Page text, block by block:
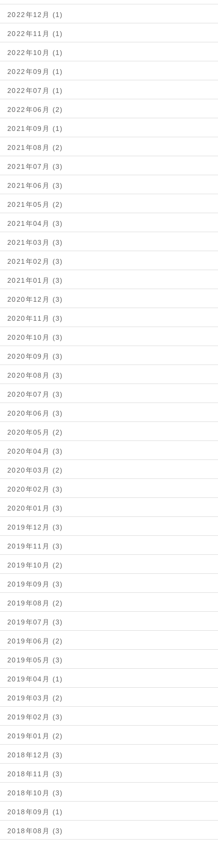
2022年12月 (1)
2022年11月 (1)
2022年10月 (1)
2022年09月 (1)
2022年07月 (1)
2022年06月 (2)
2021年09月 (1)
2021年08月 (2)
2021年07月 (3)
2021年06月 (3)
2021年05月 (2)
2021年04月 (3)
2021年03月 (3)
2021年02月 (3)
2021年01月 (3)
2020年12月 (3)
2020年11月 (3)
2020年10月 (3)
2020年09月 (3)
2020年08月 (3)
2020年07月 (3)
2020年06月 (3)
2020年05月 (2)
2020年04月 (3)
2020年03月 (2)
2020年02月 (3)
2020年01月 (3)
2019年12月 (3)
2019年11月 (3)
2019年10月 (2)
2019年09月 (3)
2019年08月 (2)
2019年07月 (3)
2019年06月 (2)
2019年05月 (3)
2019年04月 (1)
2019年03月 (2)
2019年02月 (3)
2019年01月 (2)
2018年12月 (3)
2018年11月 (3)
2018年10月 (3)
2018年09月 (1)
2018年08月 (3)